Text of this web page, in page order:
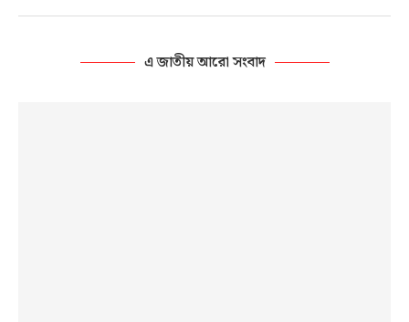
এ জাতীয় আরো সংবাদ